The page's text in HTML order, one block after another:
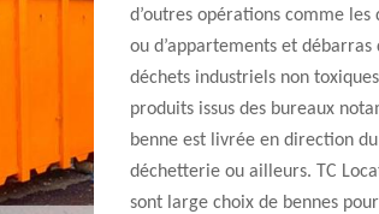
d’outres opérations comme
ou d’appartements et
déchets industriels non
produits issus des bureaux
benne est livrée en direction
déchetterie ou ailleurs. TC
sont large choix de bennes